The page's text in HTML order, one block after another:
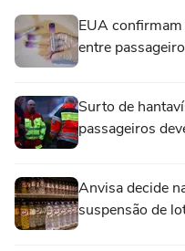
EUA
entre
Surto de
passageiros
Anvisa decide
suspensão de